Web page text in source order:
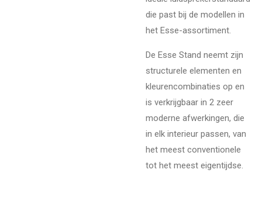
die past bij de modellen in
het Esse-assortiment.
De Esse Stand neemt zijn
structurele elementen en
kleurencombinaties op en
is verkrijgbaar in 2 zeer
moderne afwerkingen, die
in elk interieur passen, van
het meest conventionele
tot het meest eigentijdse.